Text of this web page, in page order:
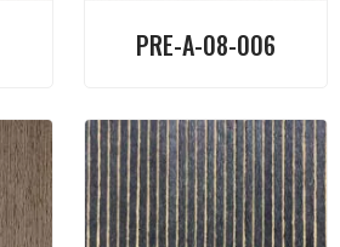
PRE-A-08-006